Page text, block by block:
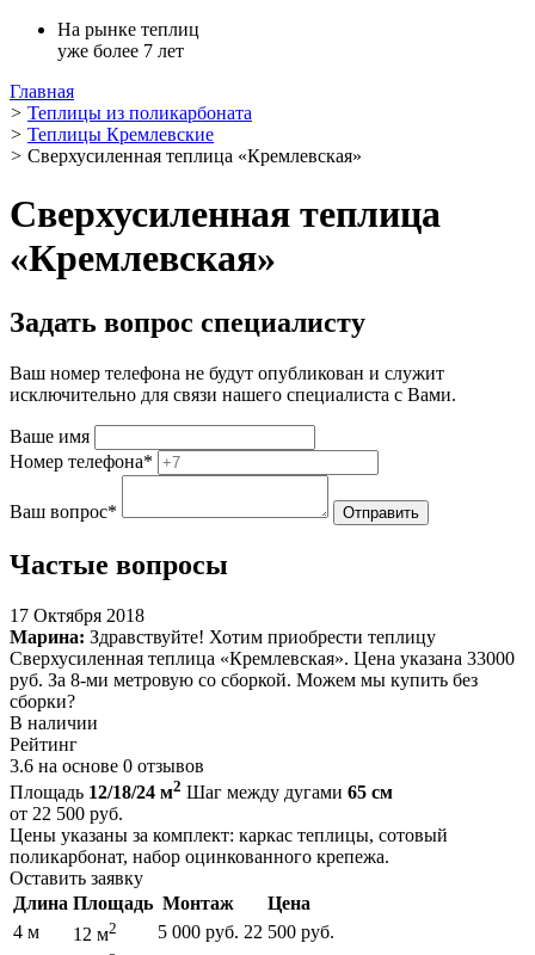
На рынке теплиц
уже более 7 лет
Главная
> Теплицы из поликарбоната
> Теплицы Кремлевские
> Сверхусиленная теплица «Кремлевская»
Сверхусиленная теплица
«Кремлевская»
Задать вопрос специалисту
Ваш номер телефона не будут опубликован и служит
исключительно для связи нашего специалиста с Вами.
Ваше имя
Номер телефона*
Ваш вопрос*
Частые вопросы
17 Октября 2018
Марина: Здравствуйте! Хотим приобрести теплицу
Сверхусиленная теплица «Кремлевская». Цена указана 33000
руб. За 8-ми метровую со сборкой. Можем мы купить без
сборки?
В наличии
Рейтинг
3.6 на основе 0 отзывов
Площадь 12/18/24 м2 Шаг между дугами 65 см
от 22 500 руб.
Цены указаны за комплект: каркас теплицы, сотовый
поликарбонат, набор оцинкованного крепежа.
Оставить заявку
Длина Площадь Монтаж
Цена
4 м
12 м2 5 000 руб. 22 500 руб.